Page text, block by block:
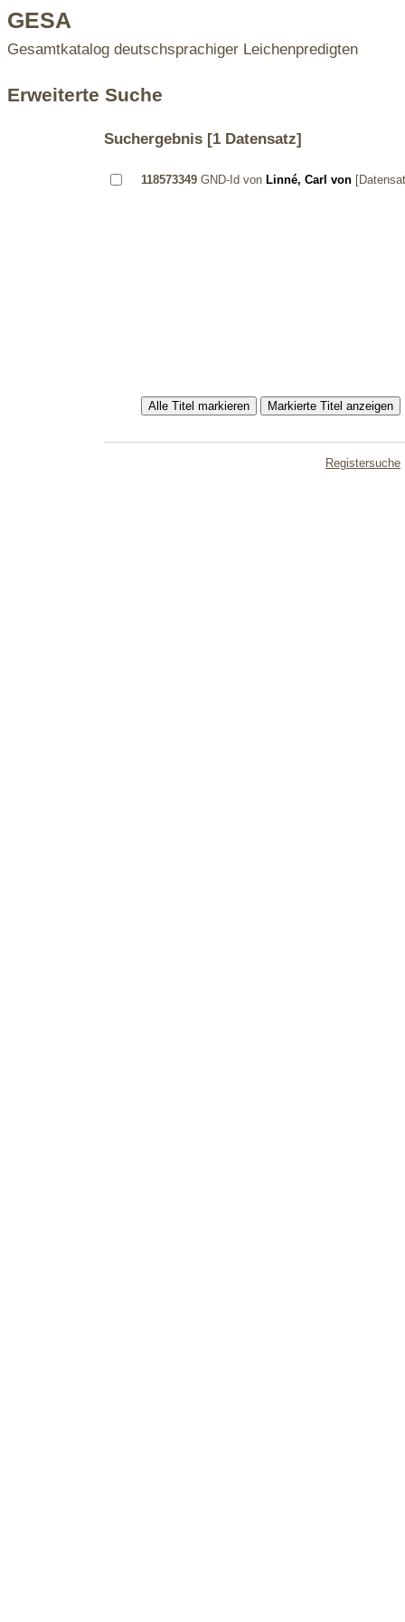
GESA
Gesamtkatalog deutschsprachiger Leichenpredigten
Erweiterte Suche
Suchergebnis[1 Datensatz]
118573349GND-Id von Linné, Carl von
Registersuche